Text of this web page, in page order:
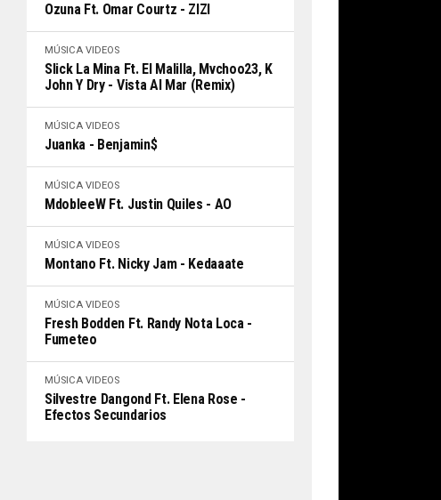
Ozuna Ft. Omar Courtz - ZIZI
MÚSICA VIDEOS
Slick La Mina Ft. El Malilla, Mvchoo23, K
John Y Dry - Vista Al Mar (Remix)
MÚSICA VIDEOS
Juanka - Benjamin$
MÚSICA VIDEOS
MdobleeW Ft. Justin Quiles - AO
MÚSICA VIDEOS
Montano Ft. Nicky Jam - Kedaaate
MÚSICA VIDEOS
Fresh Bodden Ft. Randy Nota Loca -
Fumeteo
MÚSICA VIDEOS
Silvestre Dangond Ft. Elena Rose -
Efectos Secundarios